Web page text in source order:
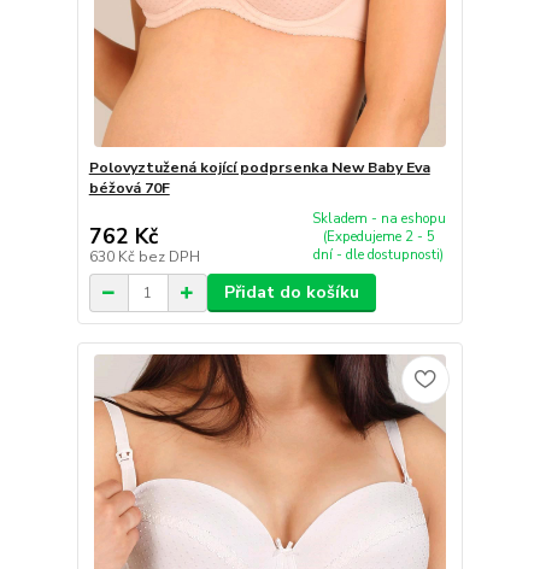
Polovyztužená kojící podprsenka New Baby Eva
béžová 70F
762 Kč
630 Kč bez DPH
Skladem - na eshopu
(Expedujeme 2 - 5
dní - dle dostupnosti)
Přidat do košíku